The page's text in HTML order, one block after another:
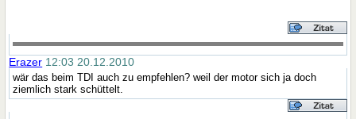
Erazer 12:03 20.12.2010
wär das beim TDI auch zu empfehlen? weil der motor sich ja doch
ziemlich stark schüttelt.